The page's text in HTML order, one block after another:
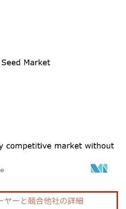
にはCC BY 4.0の表示が必要です。